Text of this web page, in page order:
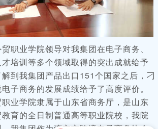
职业学院领导对我集团在电子商务、
培训等多个领域取得的突出成就给予
到我集团产品出口151个国家之后，刁
子商务的发展成绩给予了高度评价。
业学院隶属于山东省商务厅，是山东
育的全日制普通高等职业院校，我院